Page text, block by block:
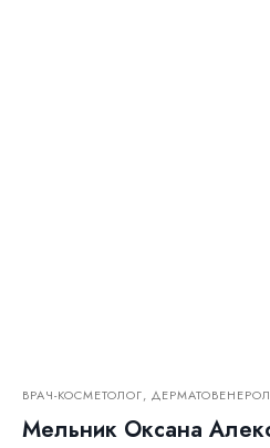
ВРАЧ-КОСМЕТОЛОГ,
Мельник Оксана